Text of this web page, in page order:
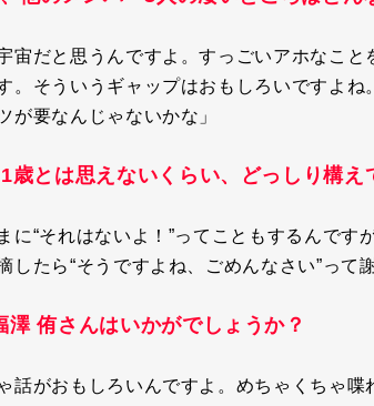
宙だと思うんですよ。すっごいアホなこ
。そういうギャップはおもしろいですよね
が要なんじゃないかな」
歳とは思えないくらい、どっしり構え
に“それはないよ！ ”ってこともするんです
したら“そうですよね、ごめんなさい”って
澤 侑さんはいかがでしょうか？
話がおもしろいんですよ。めちゃくちゃ